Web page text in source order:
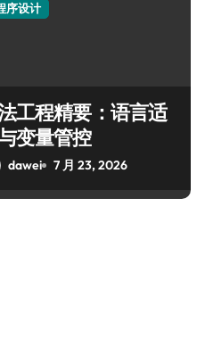
序设计
工程精要：语言适
变量管控
dawei 7 月 23, 2026